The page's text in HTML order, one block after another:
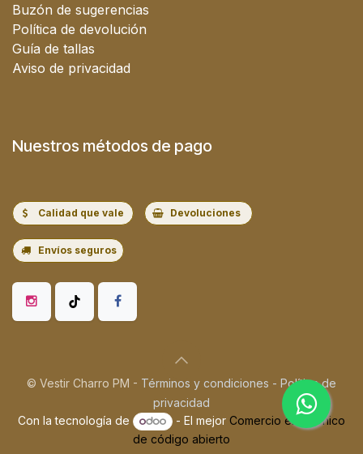
Buzón de sugerencias
Política de devolución
Guía de tallas
Aviso de privacidad
Nuestros métodos de pago
Calidad que vale Devoluciones
Envíos seguros
© Vestir Charro PM - Términos y condiciones - Política de
privacidad
Con la tecnología de
- El mejor Comercio electrónico
de código abierto